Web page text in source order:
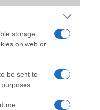
storage
on web or
be sent to
me
07-13 19:00:00